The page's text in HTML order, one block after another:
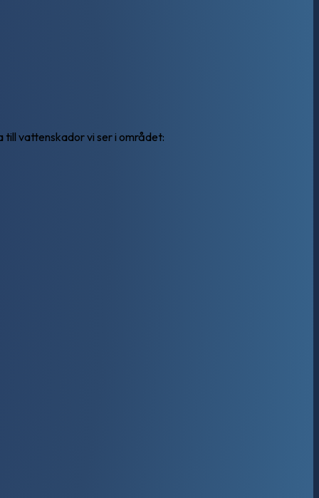
vattenskador vi ser i området: